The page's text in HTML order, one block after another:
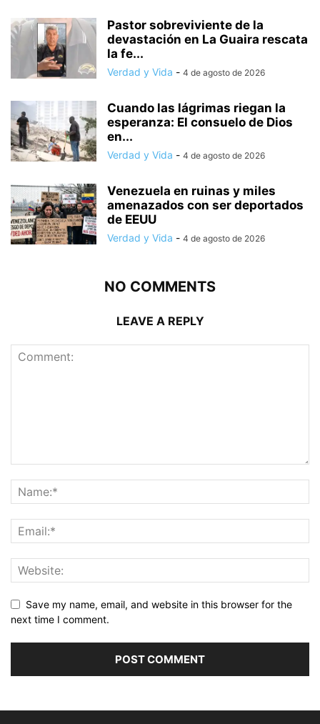
Pastor sobreviviente de la
devastación en La Guaira rescata
la fe...
Verdad y Vida - 4 de agosto de 2026
Cuando las lágrimas riegan la
esperanza: El consuelo de Dios
en...
Verdad y Vida - 4 de agosto de 2026
Venezuela en ruinas y miles
amenazados con ser deportados
de EEUU
Verdad y Vida - 4 de agosto de 2026
NO COMMENTS
LEAVE A REPLY
Save my name, email, and website in this browser for the
next time I comment.